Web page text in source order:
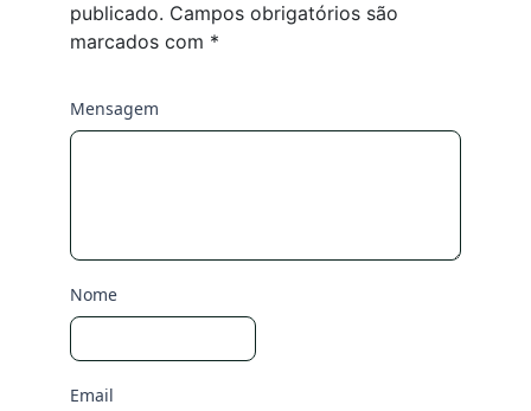
publicado. Campos obrigatórios são
marcados com *
Mensagem
Nome
Email